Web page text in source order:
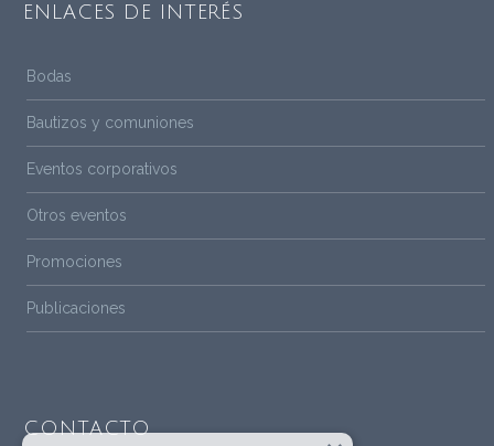
ENLACES DE INTERÉS
Bodas
Bautizos y comuniones
Eventos corporativos
Otros eventos
Promociones
Publicaciones
CONTACTO